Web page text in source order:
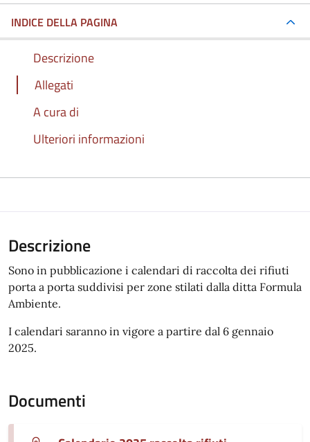
INDICE DELLA PAGINA
Descrizione
Allegati
A cura di
Ulteriori informazioni
Descrizione
Sono in pubblicazione i calendari di raccolta dei rifiuti
porta a porta suddivisi per zone stilati dalla ditta Formula
Ambiente.
I calendari saranno in vigore a partire dal 6 gennaio
2025.
Documenti